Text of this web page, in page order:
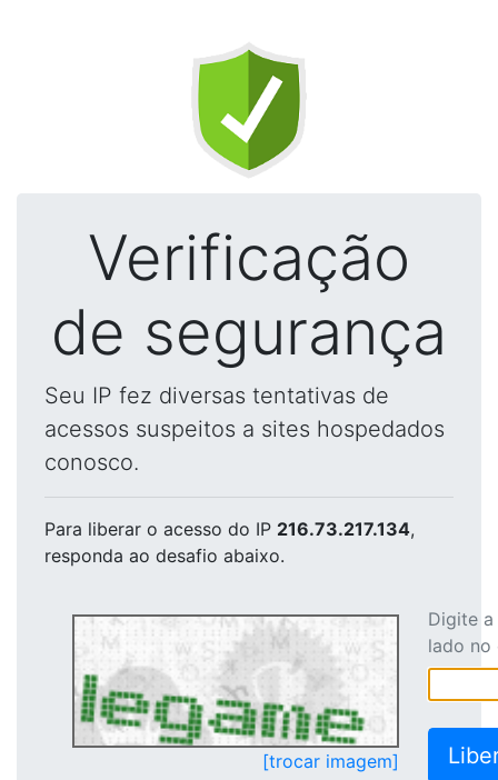
Verificação
de segurança
Seu IP fez diversas tentativas de
acessos suspeitos a sites hospedados
conosco.
Para liberar o acesso do IP 216.73.217.134,
responda ao desafio abaixo.
[trocar imagem]
Digite
lado no